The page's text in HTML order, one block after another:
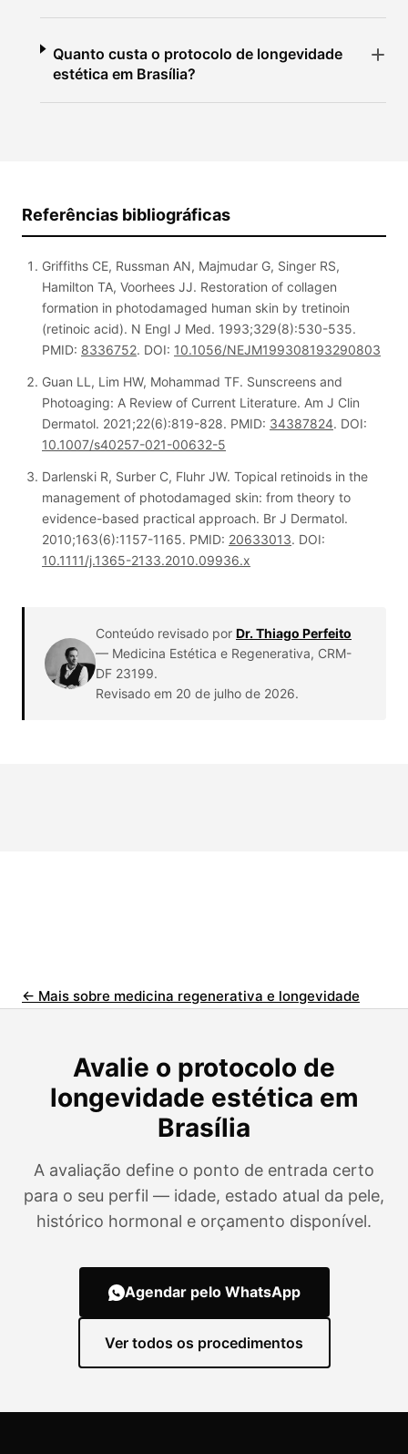
Quanto custa o protocolo de longevidade
estética em Brasília?
Referências bibliográficas
Griffiths CE, Russman AN, Majmudar G, Singer RS,
Hamilton TA, Voorhees JJ. Restoration of collagen
formation in photodamaged human skin by tretinoin
(retinoic acid). N Engl J Med. 1993;329(8):530-535.
PMID: 8336752. DOI: 10.1056/NEJM199308193290803
Guan LL, Lim HW, Mohammad TF. Sunscreens and
Photoaging: A Review of Current Literature. Am J Clin
Dermatol. 2021;22(6):819-828. PMID: 34387824. DOI:
10.1007/s40257-021-00632-5
Darlenski R, Surber C, Fluhr JW. Topical retinoids in the
management of photodamaged skin: from theory to
evidence-based practical approach. Br J Dermatol.
2010;163(6):1157-1165. PMID: 20633013. DOI:
10.1111/j.1365-2133.2010.09936.x
Conteúdo revisado por Dr. Thiago Perfeito
— Medicina Estética e Regenerativa, CRM-
DF 23199.
Revisado em 20 de julho de 2026.
← Mais sobre medicina regenerativa e longevidade
Avalie o protocolo de
longevidade estética em
Brasília
A avaliação define o ponto de entrada certo
para o seu perfil — idade, estado atual da pele,
histórico hormonal e orçamento disponível.
Agendar pelo WhatsApp
Ver todos os procedimentos